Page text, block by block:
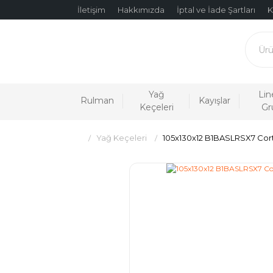
İletişim Hakkımızda İptal ve İade Şartları
Rulman
Yağ
Keçeleri
Kayışlar
Yağ Keçeleri 105x130x12 B1BASLRSX7